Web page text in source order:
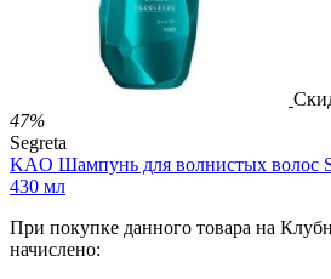

47%
Segreta
KAO Шампунь для волнистых волос
430 мл
При покупке данного товара на
начислено: